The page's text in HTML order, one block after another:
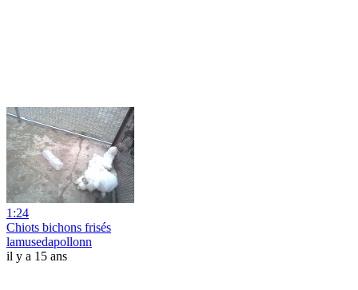
1:24
Chiots bichons frisés
lamusedapollonn
il y a 15 ans